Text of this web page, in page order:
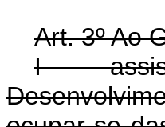
Art. 3ºAo
I -